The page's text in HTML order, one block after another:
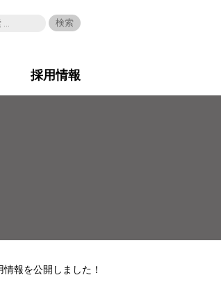
採用情報
報を公開しました！